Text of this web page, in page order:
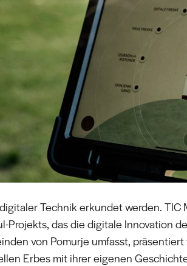
Technik erkundet werden. TIC
Projekts, das die digitale Innovation
von Pomurje umfasst,
Erbes mit ihrer eigenen